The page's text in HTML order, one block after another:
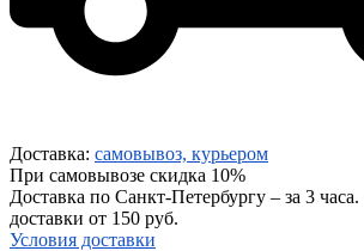
Доставка: самовывоз, курьером
При самовывозе скидка 10%
Доставка по Санкт-Петербургу – за 3
доставки от 150 руб.
Условия доставки